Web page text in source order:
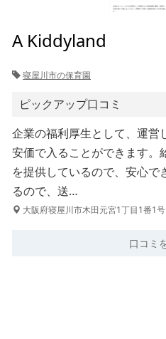
A Kiddyland
寝屋川市の保育園
ピックアップ口コミ
企業の福利厚生として、運営
安価で入ることができます。
を提供しているので、安心で
るので、送…
大阪府寝屋川市木田元宮1丁目1番1号
口コミ